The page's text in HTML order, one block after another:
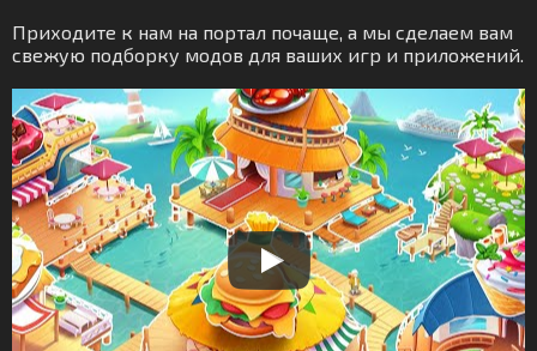
Приходите к нам на портал почаще, а мы сделаем вам
свежую подборку модов для ваших игр и приложений.